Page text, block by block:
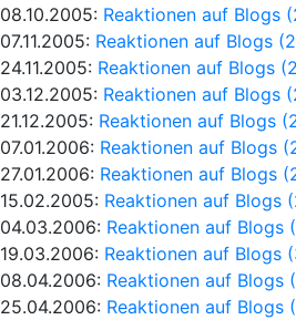
08.10.2005: Reaktionen auf Blogs
07.11.2005: Reaktionen auf Blogs
24.11.2005: Reaktionen auf Blogs
03.12.2005: Reaktionen auf Blogs
21.12.2005: Reaktionen auf Blogs
07.01.2006: Reaktionen auf Blogs
27.01.2006: Reaktionen auf Blogs
15.02.2005: Reaktionen auf Blogs
04.03.2006: Reaktionen auf Blogs
19.03.2006: Reaktionen auf Blogs
08.04.2006: Reaktionen auf Blogs
25.04.2006: Reaktionen auf Blogs